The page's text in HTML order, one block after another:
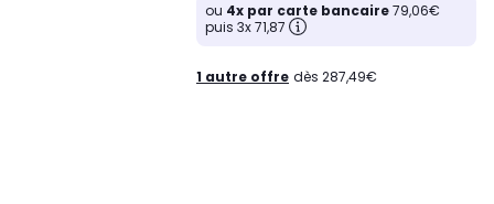
ou 4x par carte bancaire79,06€
puis 3x 71,87
1 autre offre dès 287,49€